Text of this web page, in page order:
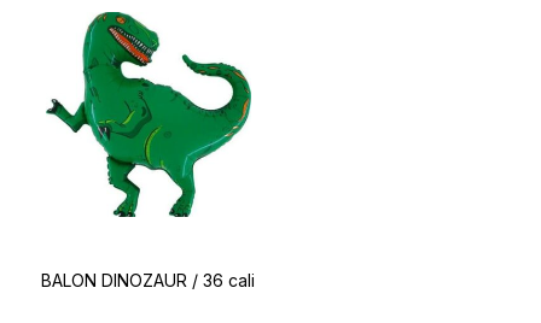
BALON DINOZAUR / 36 cali